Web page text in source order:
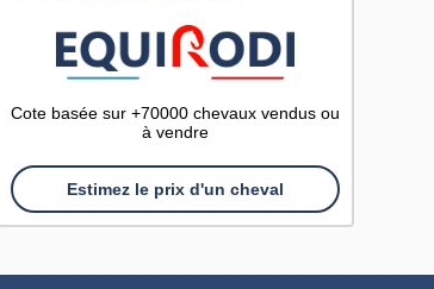
Cote basée sur +70000 chevaux vendus ou
à vendre
Estimez le prix d'un cheval